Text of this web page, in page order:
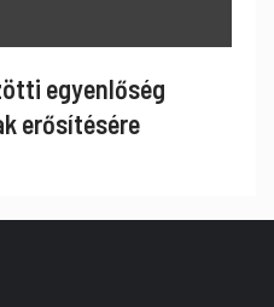
egyenlőség
erősítésére